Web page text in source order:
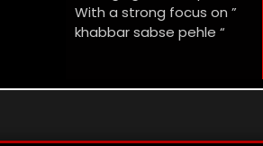
With a strong focus on ”
khabbar sabse pehle “